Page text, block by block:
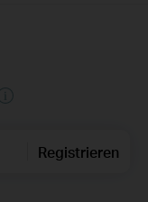
Registrieren